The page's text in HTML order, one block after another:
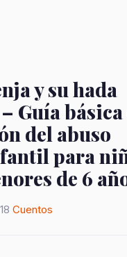
y su hada
Guía básica
del abuso
para
de 6
Cuentos